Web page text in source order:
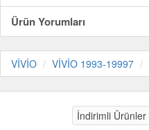
Ürün Yorumları
VİVİO VİVİO 1993-19997
İndirimli Ürünler